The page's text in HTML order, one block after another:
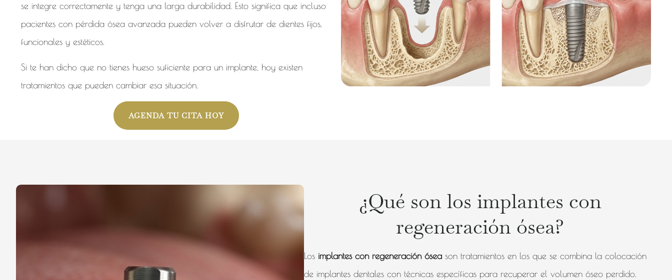
se integre correctamente y tenga una larga durabilidad. Esto significa que incluso
pacientes con pérdida ósea avanzada pueden volver a disfrutar de dientes fijos,
funcionales y estéticos.
Si te han dicho que no tienes hueso suficiente para un implante, hoy existen
tratamientos que pueden cambiar esa situación.
AGENDA TU CITA HOY
¿Qué son los implantes con
regeneración ósea?
Los implantes con regeneración ósea son tratamientos en los que se combina la colocación
de implantes dentales con técnicas específicas para recuperar el volumen óseo perdido.